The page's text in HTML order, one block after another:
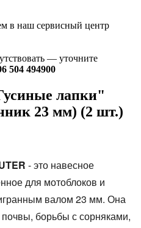
в наш сервисный центр
— уточните
504 494900
лапки"
23 мм) (2 шт.)
- это навесное
для мотоблоков и
валом 23 мм. Она
почвы, борьбы с сорняками,